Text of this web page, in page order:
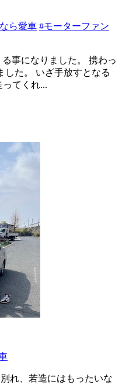
ら愛車 #モーターファン
事になりました。 携わっ
した。 いざ手放すとなる
てくれ...
れ、若造にはもったいな